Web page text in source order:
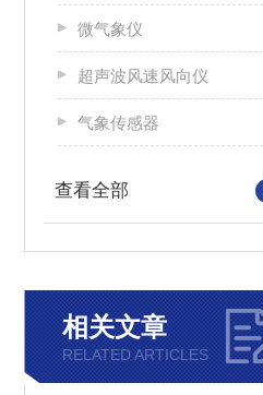
微气象仪
超声波风速风向仪
气象传感器
查看全部
相关文章
RELATED ARTICLES